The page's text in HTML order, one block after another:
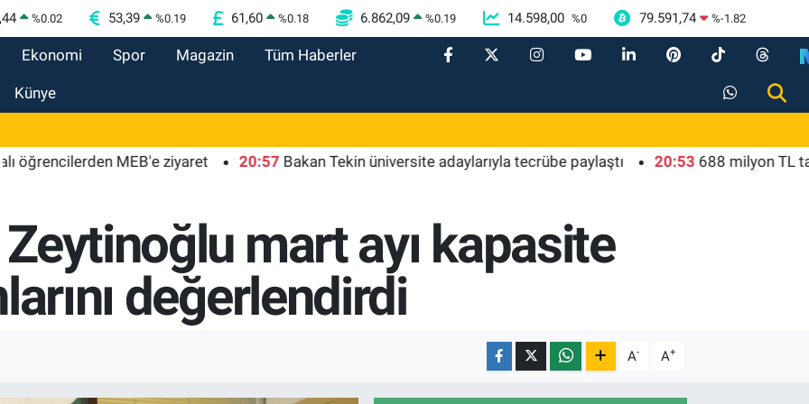
%0.02 53,39 %0.19 61,60 %0.18 6.862,09 %0.19 14.598,00 %0 79.591,74 %-1.82
Ekonomi Spor Magazin Tüm Haberler
Künye
MEB'e ziyaret 20:57 Bakan Tekin üniversite adaylarıyla tecrübe paylaştı 20:53 688 milyon TL
Zeytinoğlu mart ayı kapasite
değerlendirdi
A- A+